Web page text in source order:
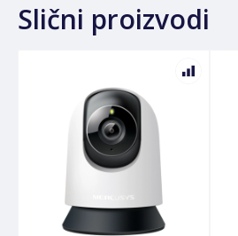
Slični proizvodi